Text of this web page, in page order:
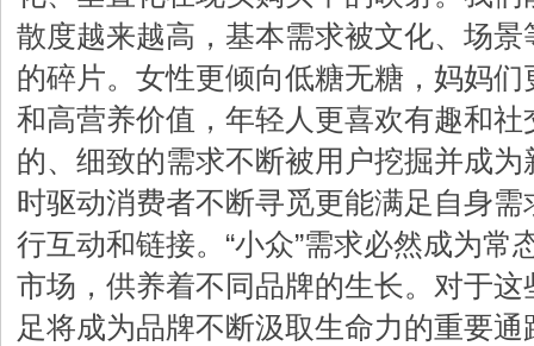
散度越来越高，基本需求被文化、场
的碎片。女性更倾向低糖无糖，妈妈
和高营养价值，年轻人更喜欢有趣和
的、细致的需求不断被用户挖掘并成
时驱动消费者不断寻觅更能满足自身
行互动和链接。“小众”需求必然成为常
市场，供养着不同品牌的生长。对于
足将成为品牌不断汲取生命力的重要通